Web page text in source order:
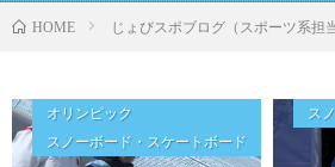
HOME じょびスポブログ（スポーツ系担当
オリンピック
スノーボード・スケートボード
ス